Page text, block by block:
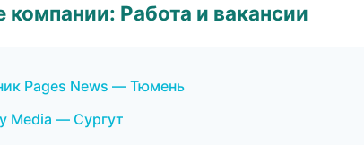
Работа и вакансии
Pages News — Тюмень
Media — Сургут